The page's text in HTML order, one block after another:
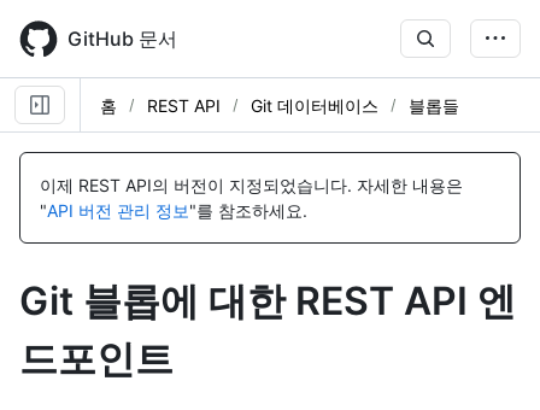
main
content
GitHub 문서
홈 REST API Git 데이터베이스 블롭들
이제 REST API의 버전이 지정되었습니다. 자세한 내용은
"API 버전 관리 정보"를 참조하세요.
Git 블롭에 대한 REST API 엔
드포인트
이
이
이
이
이